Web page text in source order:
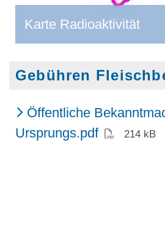
Karte Radioaktivität
Gebühren
Öffentliche
Ursprungs.pdf(PDF)214 kB